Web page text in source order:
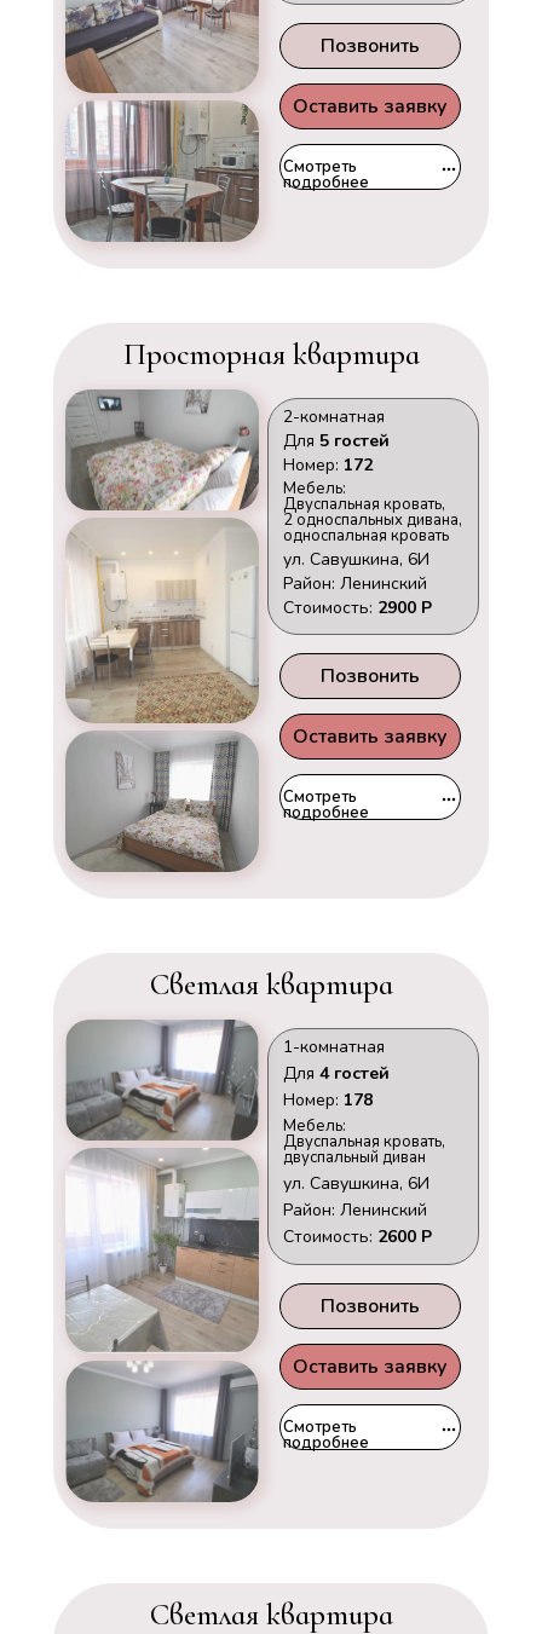
Смотреть
подробнее
Позвонить
Оставить заявку
Позвонить
Оставить заявку
Просторная квартира
Для 5 гостей
Мебель:
Двуспальная кровать,
2 односпальных дивана,
односпальная кровать
ул. Савушкина, 6И
Район: Ленинский
Номер: 172
Стоимость: 2900 Р
2-комнатная
Смотреть
подробнее
Позвонить
Оставить заявку
Светлая квартира
Для 4 гостей
Мебель:
Двуспальная кровать,
двуспальный диван
ул. Савушкина, 6И
Район: Ленинский
Номер: 178
Стоимость: 2600 Р
1-комнатная
Смотреть
подробнее
Светлая квартира